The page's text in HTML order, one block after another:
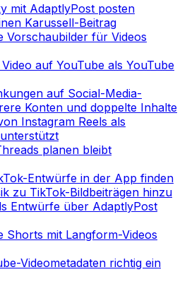
mit AdaptlyPost posten
Karussell-Beitrag
Vorschaubilder für Videos
auf YouTube als YouTube
auf Social-Media-
Konten und doppelte Inhalte
Instagram Reels als
planen bleibt
Entwürfe in der App finden
zu TikTok-Bildbeiträgen hinzu
Entwürfe über AdaptlyPost
Shorts mit Langform-Videos
Videometadaten richtig ein